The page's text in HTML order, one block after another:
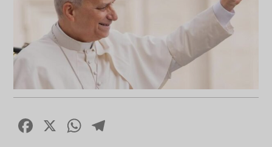
Facebook
X WhatsApp